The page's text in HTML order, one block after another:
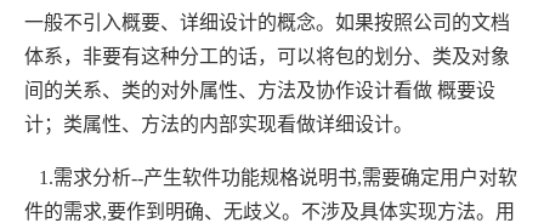
一般不引入概要、详细设计的概念。如果按照公司的文档
体系，非要有这种分工的话，可以将包的划分、类及对象
间的关系、类的对外属性、方法及协作设计看做 概要设
计；类属性、方法的内部实现看做详细设计。
1.需求分析--产生软件功能规格说明书,需要确定用户对软
件的需求,要作到明确、无歧义。不涉及具体实现方法。用